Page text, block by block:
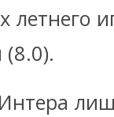
летнего